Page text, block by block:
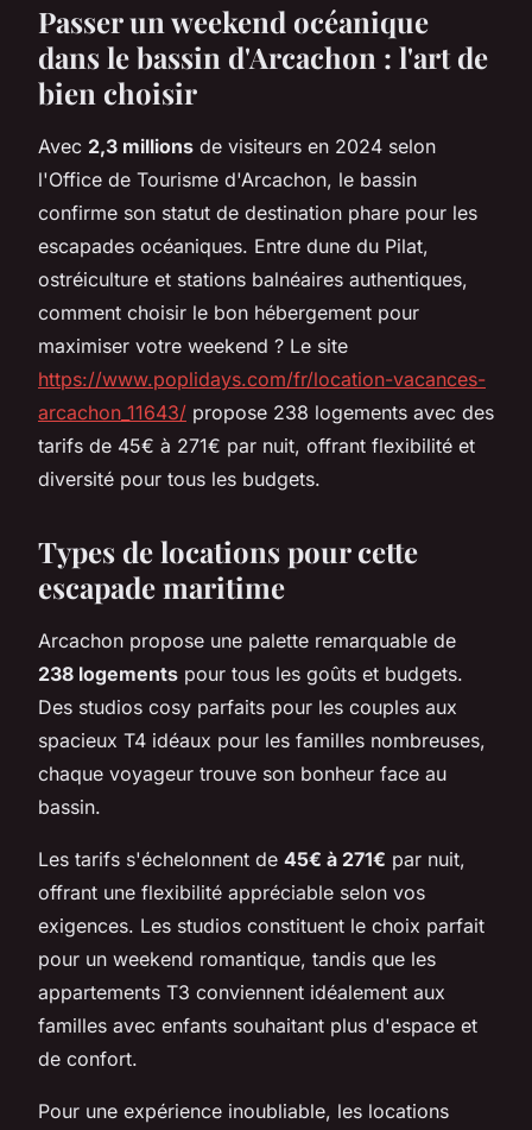
Passer un weekend océanique
dans le bassin d'Arcachon : l'art de
bien choisir
Avec 2,3 millions de visiteurs en 2024 selon
l'Office de Tourisme d'Arcachon, le bassin
confirme son statut de destination phare pour les
escapades océaniques. Entre dune du Pilat,
ostréiculture et stations balnéaires authentiques,
comment choisir le bon hébergement pour
maximiser votre weekend ? Le site
https://www.poplidays.com/fr/location-vacances-
arcachon_11643/ propose 238 logements avec des
tarifs de 45€ à 271€ par nuit, offrant flexibilité et
diversité pour tous les budgets.
Types de locations pour cette
escapade maritime
Arcachon propose une palette remarquable de
238 logements pour tous les goûts et budgets.
Des studios cosy parfaits pour les couples aux
spacieux T4 idéaux pour les familles nombreuses,
chaque voyageur trouve son bonheur face au
bassin.
Les tarifs s'échelonnent de 45€ à 271€ par nuit,
offrant une flexibilité appréciable selon vos
exigences. Les studios constituent le choix parfait
pour un weekend romantique, tandis que les
appartements T3 conviennent idéalement aux
familles avec enfants souhaitant plus d'espace et
de confort.
Pour une expérience inoubliable, les locations